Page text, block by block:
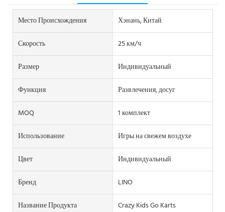
Место Происхождения
Хэнань, Китай
Скорость
25 км/ч
Размер
Индивидуальный
Функция
Развлечения, досуг
MOQ
1 комплект
Использование
Игры на свежем воздухе
Цвет
Индивидуальный
Бренд
LINO
Название Продукта
Crazy Kids Go Karts